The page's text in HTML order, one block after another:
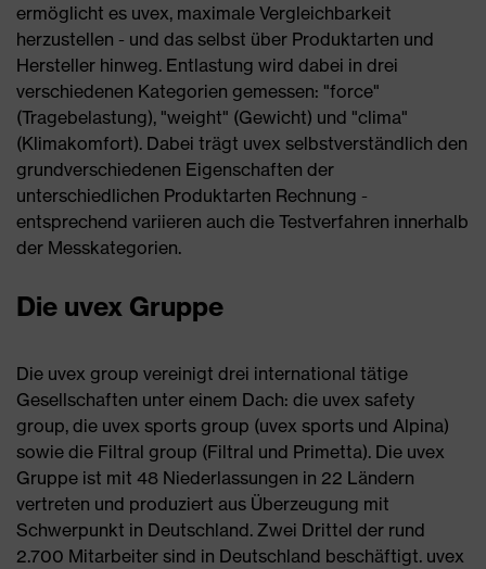
ermöglicht es uvex, maximale Vergleichbarkeit
herzustellen - und das selbst über Produktarten und
Hersteller hinweg. Entlastung wird dabei in drei
verschiedenen Kategorien gemessen: "force"
(Tragebelastung), "weight" (Gewicht) und "clima"
(Klimakomfort). Dabei trägt uvex selbstverständlich den
grundverschiedenen Eigenschaften der
unterschiedlichen Produktarten Rechnung -
entsprechend variieren auch die Testverfahren innerhalb
der Messkategorien.
Die uvex Gruppe
Die uvex group vereinigt drei international tätige
Gesellschaften unter einem Dach: die uvex safety
group, die uvex sports group (uvex sports und Alpina)
sowie die Filtral group (Filtral und Primetta). Die uvex
Gruppe ist mit 48 Niederlassungen in 22 Ländern
vertreten und produziert aus Überzeugung mit
Schwerpunkt in Deutschland. Zwei Drittel der rund
2.700 Mitarbeiter sind in Deutschland beschäftigt. uvex